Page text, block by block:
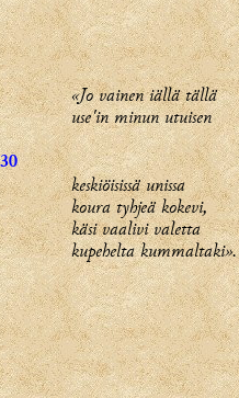
30
«Jo vainen iällä tällä
use'in minun utuisen
keskiöisissä unissa
koura tyhjeä kokevi,
käsi vaalivi valetta
kupehelta kummaltaki».